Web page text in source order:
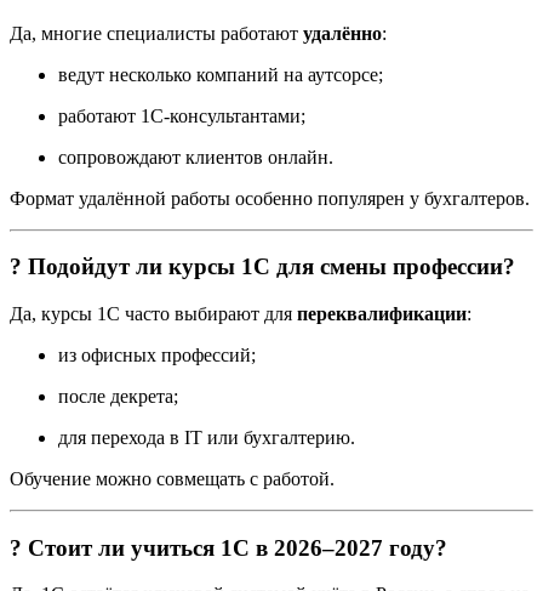
Да, многие специалисты работают удалённо:
ведут несколько компаний на аутсорсе;
работают 1С-консультантами;
сопровождают клиентов онлайн.
Формат удалённой работы особенно популярен у бухгалтеров.
? Подойдут ли курсы 1С для смены профессии?
Да, курсы 1С часто выбирают для переквалификации:
из офисных профессий;
после декрета;
для перехода в IT или бухгалтерию.
Обучение можно совмещать с работой.
? Стоит ли учиться 1С в 2026–2027 году?